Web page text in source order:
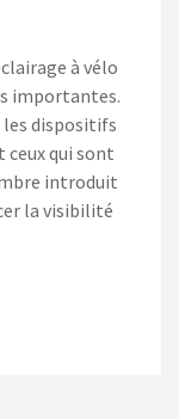
à vélo
importantes.
les dispositifs
ceux qui sont
introduit
la visibilité